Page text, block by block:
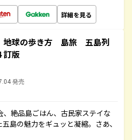
詳細を見る
球の歩き方 島旅 五島列
版
発売
、絶品島ごはん、古民家ステイな
島の魅力をギュッと凝縮。さあ、